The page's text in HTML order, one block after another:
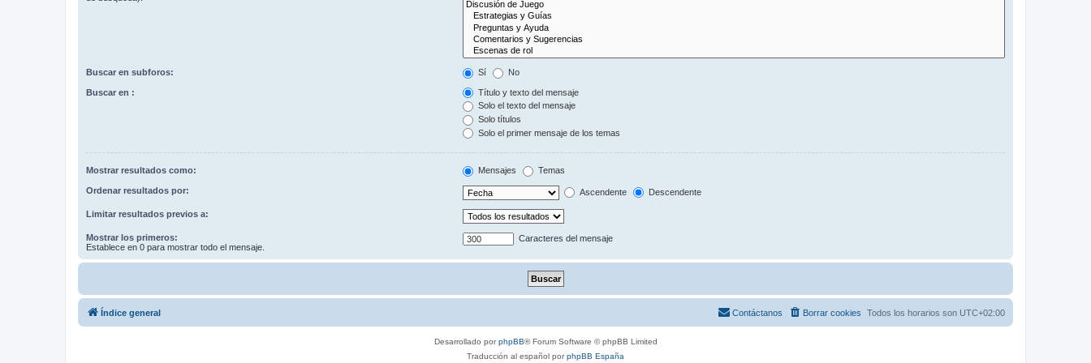
Buscar en subforos: Sí No
Buscar en :
Título y texto del mensaje
Solo el texto del mensaje
Solo títulos
Solo el primer mensaje de los temas
Mostrar resultados como: Mensajes Temas
Ordenar resultados por: Ascendente Descendente
Limitar resultados previos a:
Mostrar los primeros:
Establece en 0 para mostrar todo el mensaje.
Caracteres del mensaje
Índice general Todos los horarios son UTC+02:00
Borrar cookies
Contáctanos
Desarrollado porphpBB® Forum Software © phpBB Limited
Traducción al español porphpBB España